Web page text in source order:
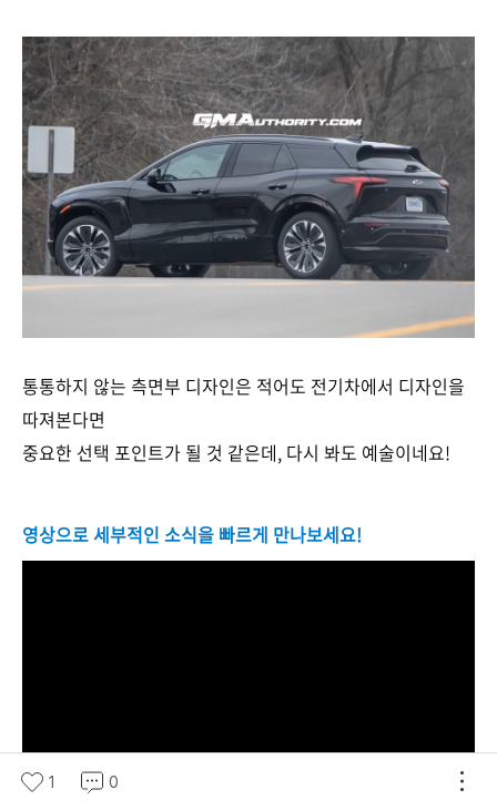
통통하지 않는 측면부 디자인은 적어도 전기차에서 디자인을
따져본다면
중요한 선택 포인트가 될 것 같은데, 다시 봐도 예술이네요!
영상으로 세부적인 소식을 빠르게 만나보세요!
1 0